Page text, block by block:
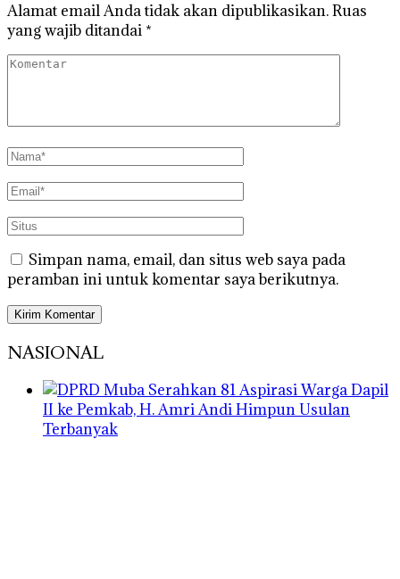
Alamat email Anda tidak akan dipublikasikan.Ruas
yang wajib ditandai *
Simpan nama, email, dan situs web saya pada
peramban ini untuk komentar saya berikutnya.
NASIONAL